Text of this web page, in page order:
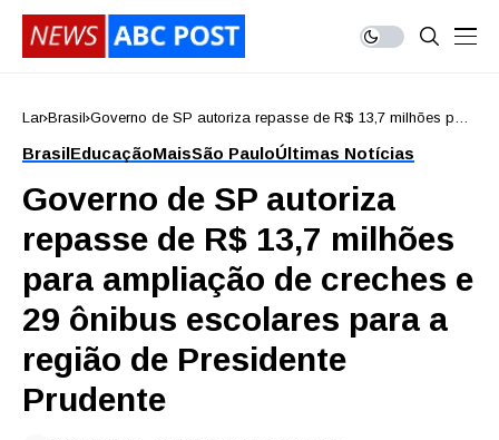
Lar Brasil Governo de SP autoriza repasse de R$ 13,7 milhões para
região de Presidente Prudente
BrasilEducaçãoMaisSão PauloÚltimas Notícias
Governo de SP autoriza
repasse de R$ 13,7 milhões
para ampliação de creches e
29 ônibus escolares para a
região de Presidente
Prudente